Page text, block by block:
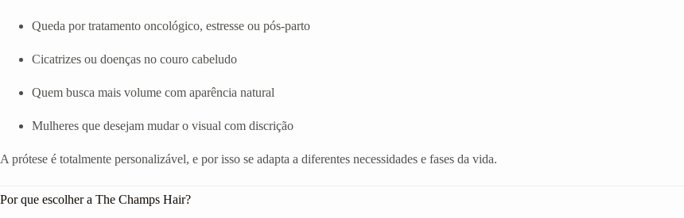
Queda por tratamento oncológico, estresse ou pós-parto
Cicatrizes ou doenças no couro cabeludo
Quem busca mais volume com aparência natural
Mulheres que desejam mudar o visual com discrição
A prótese é totalmente personalizável, e por isso se adapta a diferentes necessidades e fases da vida.
Por que escolher a The Champs Hair?